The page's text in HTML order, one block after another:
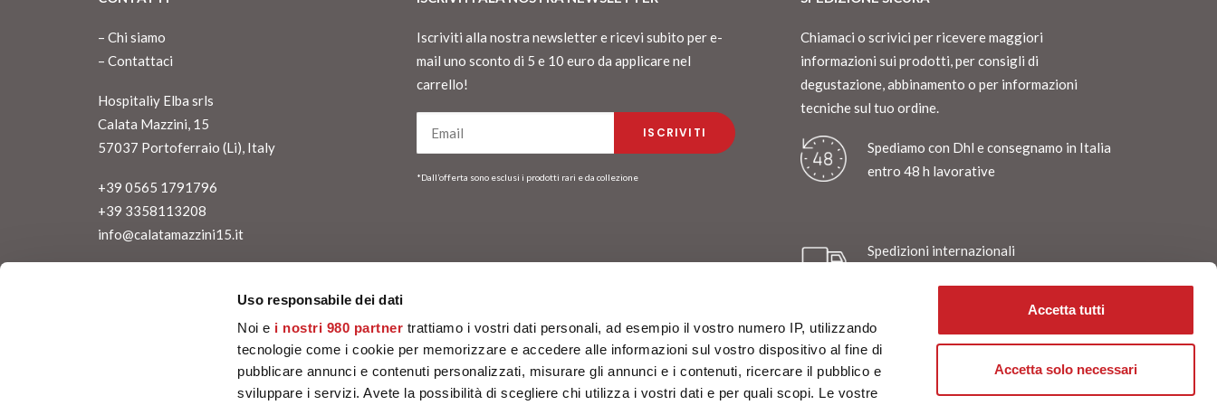
Uso responsabile dei dati
Noi e i nostri 980 partner trattiamo i vostri dati personali, ad esempio il vostro numero IP, utilizzando
tecnologie come i cookie per memorizzare e accedere alle informazioni sul vostro dispositivo al fine di
pubblicare annunci e contenuti personalizzati, misurare gli annunci e i contenuti, ricercare il pubblico e
sviluppare i servizi. Avete la possibilità di scegliere chi utilizza i vostri dati e per quali scopi. Le vostre
Accetta tutti
Accetta solo necessari
– Chi siamo
– Contattaci
Hospitaliy Elba srls
Calata Mazzini, 15
57037 Portoferraio (Li), Italy
+39 0565 1791796
+39 3358113208
info@calatamazzini15.it
Iscriviti alla nostra newsletter e ricevi subito per e-
mail uno sconto di 5 e 10 euro da applicare nel
carrello!
*Dall’offerta sono esclusi i prodotti rari e da collezione
Chiamaci o scrivici per ricevere maggiori
informazioni sui prodotti, per consigli di
degustazione, abbinamento o per informazioni
tecniche sul tuo ordine.
Spediamo con Dhl e consegnamo in Italia
entro 48 h lavorative
Spedizioni internazionali
Tutti i nostri vini vengono confezionati
in appositi cartoni Neckpack